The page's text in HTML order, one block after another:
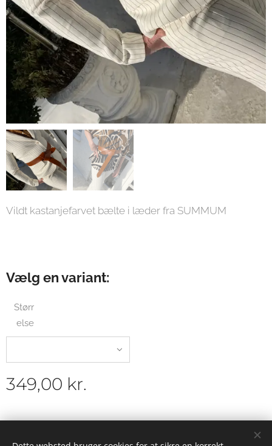
Vildt kastanjefarvet bælte i læder fra SUMMUM
Vælg en variant:
Størr
else
349,00 kr.
© 2019 Galleri Warrer - kunst - mode - livsstil - café